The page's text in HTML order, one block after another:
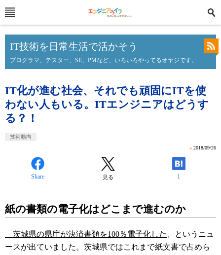
IT技術を日常生活で活かそう
プログラマ、テスター、SE、PMなど、いろいろやってるオヤジです。
IT化が進む社会、それでも頑固にITを使
わない人もいる。ITエンジニアはどうす
る？！
技術動向
» 2018/09/26
Share 見る 1
紙の書類の電子化はどこまで進むのか
茨城県の県庁が決済書類を100％電子化した
、というニュ
ースが出ていました。 茨城県ではこれまで紙文書で占めら